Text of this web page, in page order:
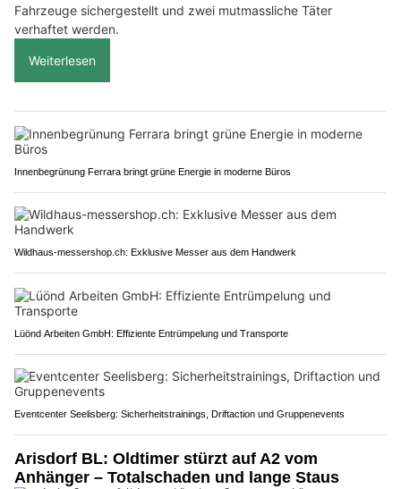
Fahrzeuge sichergestellt und zwei mutmassliche Täter
verhaftet werden.
Weiterlesen
Innenbegrünung Ferrara bringt grüne Energie in moderne Büros
Wildhaus-messershop.ch: Exklusive Messer aus dem Handwerk
Lüönd Arbeiten GmbH: Effiziente Entrümpelung und Transporte
Eventcenter Seelisberg: Sicherheitstrainings, Driftaction und Gruppenevents
Arisdorf BL: Oldtimer stürzt auf A2 vom
Anhänger – Totalschaden und lange Staus